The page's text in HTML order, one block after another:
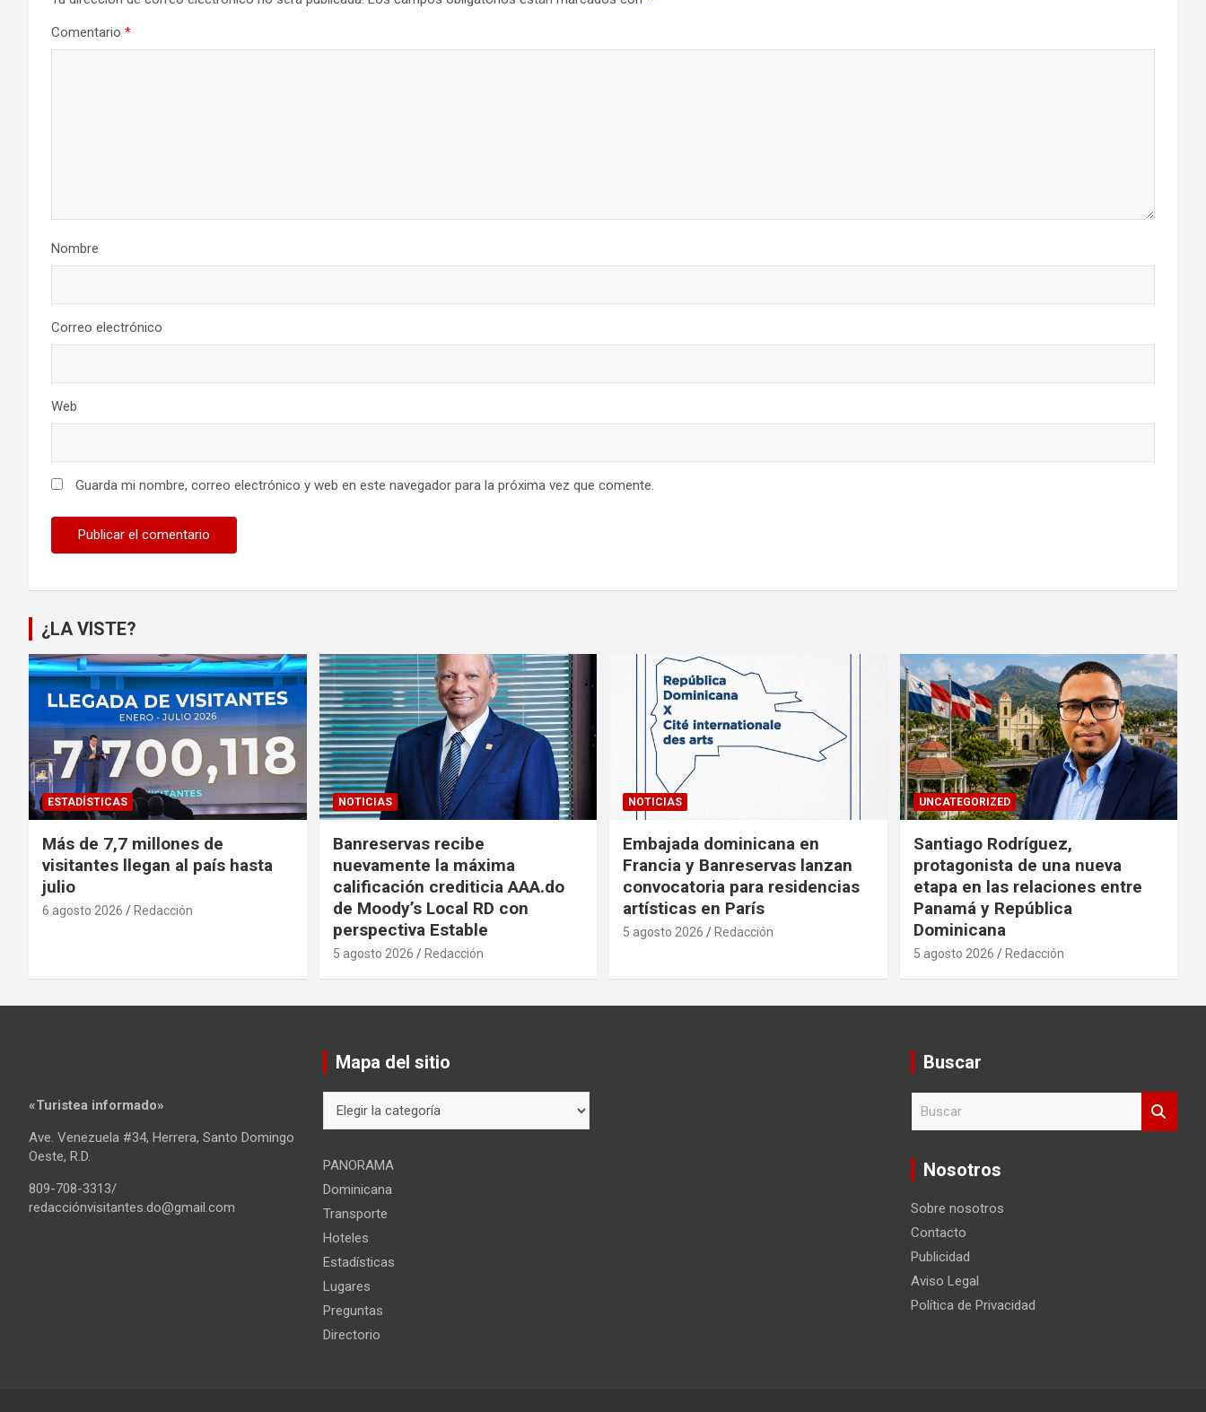
Comentario *
Nombre
Correo electrónico
Web
Guarda mi nombre, correo electrónico y web en este navegador para la próxima vez que comente.
¿LA VISTE?
ESTADÍSTICAS
Más de 7,7 millones de
visitantes llegan al país hasta
julio
6 agosto 2026 Redacción
NOTICIAS
Banreservas recibe
nuevamente la máxima
calificación crediticia AAA.do
de Moody’s Local RD con
perspectiva Estable
5 agosto 2026 Redacción
NOTICIAS
Embajada dominicana en
Francia y Banreservas lanzan
convocatoria para residencias
artísticas en París
5 agosto 2026 Redacción
UNCATEGORIZED
Santiago Rodríguez,
protagonista de una nueva
etapa en las relaciones entre
Panamá y República
Dominicana
5 agosto 2026 Redacción
«Turistea informado»
Ave. Venezuela #34, Herrera, Santo Domingo
Oeste, R.D.
809-708-3313/
redacciónvisitantes.do@gmail.com
Mapa del sitio
del
PANORAMA
Dominicana
Transporte
Hoteles
Estadísticas
Lugares
Preguntas
Directorio
Buscar
c
Nosotros
Sobre nosotros
Contacto
Publicidad
Aviso Legal
Política de Privacidad